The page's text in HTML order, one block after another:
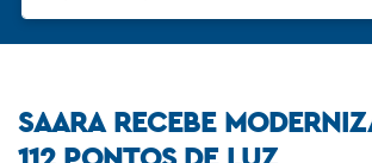
SAARA RECEBE